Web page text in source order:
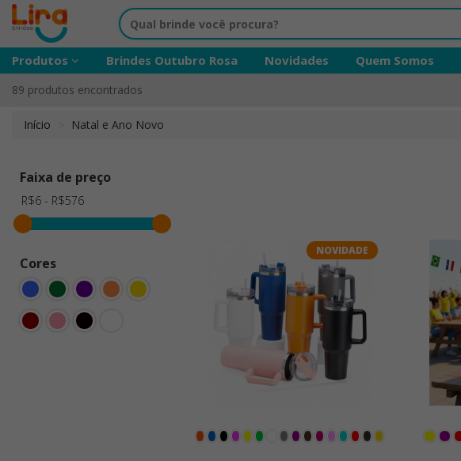
Produtos Brindes Outubro Rosa Novidades Quem Somos
89 produtos encontrados
Início Natal e Ano Novo
Faixa de preço
Cores
NOVIDADE